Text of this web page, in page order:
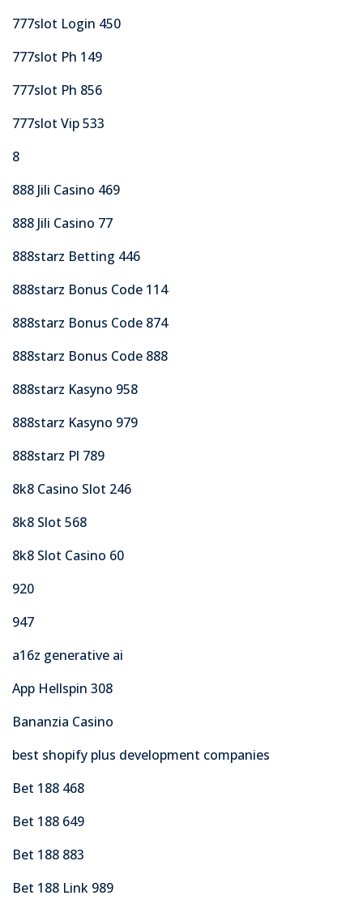
777slot Login 450
777slot Ph 149
777slot Ph 856
777slot Vip 533
8
888 Jili Casino 469
888 Jili Casino 77
888starz Betting 446
888starz Bonus Code 114
888starz Bonus Code 874
888starz Bonus Code 888
888starz Kasyno 958
888starz Kasyno 979
888starz Pl 789
8k8 Casino Slot 246
8k8 Slot 568
8k8 Slot Casino 60
920
947
a16z generative ai
App Hellspin 308
Bananzia Casino
best shopify plus development companies
Bet 188 468
Bet 188 649
Bet 188 883
Bet 188 Link 989